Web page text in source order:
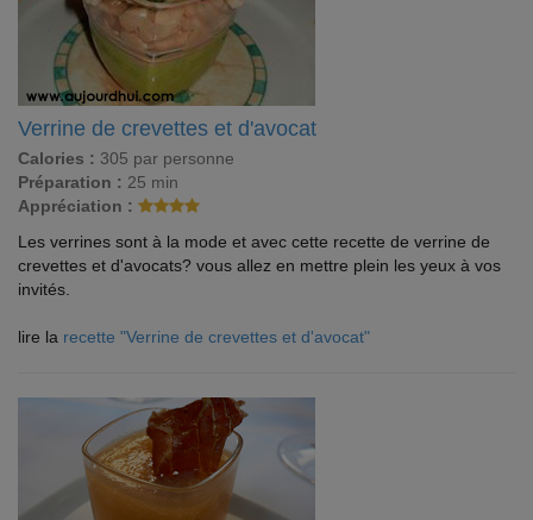
Verrine de crevettes et d'avocat
Calories : 305 par personne
Préparation : 25 min
Appréciation :
Les verrines sont à la mode et avec cette recette de verrine de
crevettes et d'avocats? vous allez en mettre plein les yeux à vos
invités.
lire la recette "Verrine de crevettes et d'avocat"